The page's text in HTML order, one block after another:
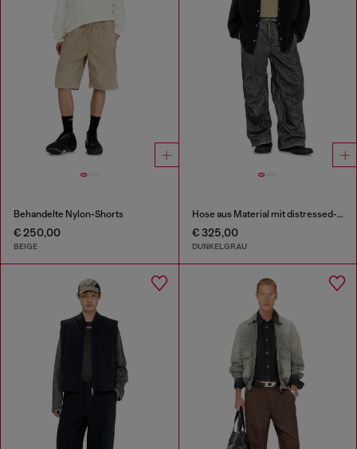
Behandelte Nylon-Shorts
€ 250,00
BEIGE
Hose aus Material mit distressed-Effekt
€ 325,00
DUNKELGRAU